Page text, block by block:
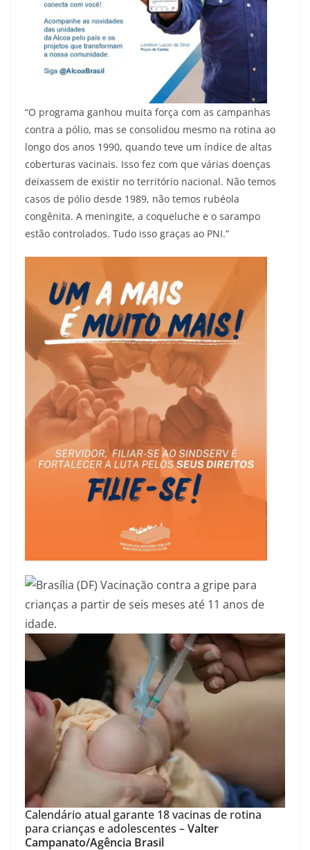
“O programa ganhou muita força com as campanhas
contra a pólio, mas se consolidou mesmo na rotina ao
longo dos anos 1990, quando teve um índice de altas
coberturas vacinais. Isso fez com que várias doenças
deixassem de existir no território nacional. Não temos
casos de pólio desde 1989, não temos rubéola
congênita. A meningite, a coqueluche e o sarampo
estão controlados. Tudo isso graças ao PNI.”
Calendário atual garante 18 vacinas de rotina
para crianças e adolescentes –Valter
Campanato/Agência Brasil